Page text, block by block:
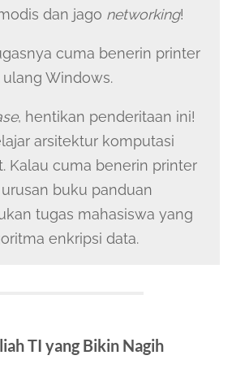
dan jago networking!
cuma benerin printer
Windows.
, hentikan penderitaan ini!
arsitektur komputasi
Kalau cuma benerin printer
buku panduan
tugas mahasiswa yang
enkripsi data.
TI yang Bikin Nagih